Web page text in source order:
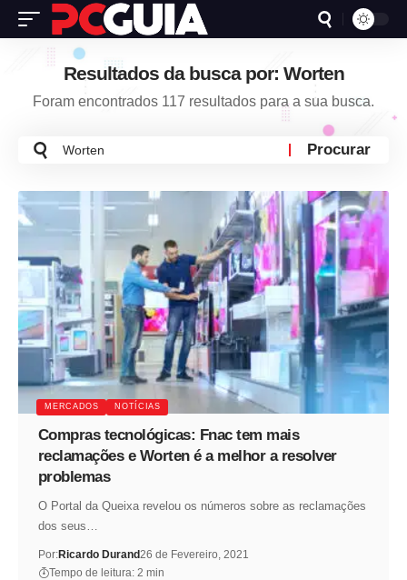
Resultados da busca por: Worten
Foram encontrados 117 resultados para a sua busca.
Busca
MERCADOS NOTÍCIAS
Compras tecnológicas: Fnac tem mais
reclamações e Worten é a melhor a resolver
problemas
O Portal da Queixa revelou os números sobre as reclamações
dos seus…
Por:Ricardo Durand26 de Fevereiro, 2021
Tempo de leitura: 2 min